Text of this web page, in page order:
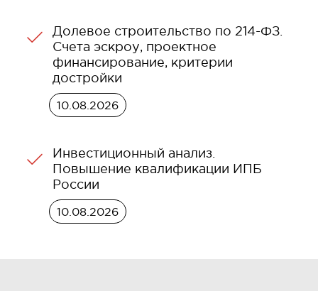
Долевое строительство по 214-ФЗ.
Счета эскроу, проектное
финансирование, критерии
достройки
10.08.2026
Инвестиционный анализ.
Повышение квалификации ИПБ
России
10.08.2026